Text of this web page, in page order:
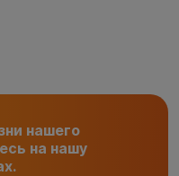
нашего
на нашу